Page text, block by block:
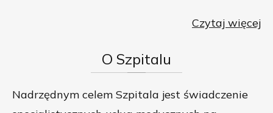
Czytaj więcej
O Szpitalu
Nadrzędnym celem Szpitala jest świadczenie